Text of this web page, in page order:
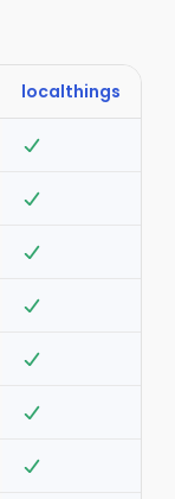
localthings